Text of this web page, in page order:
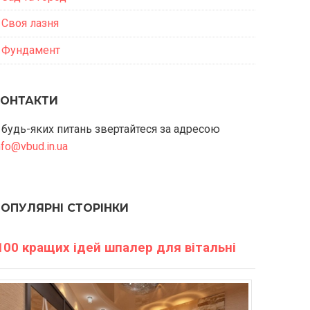
Своя лазня
Фундамент
яких питань звертайтеся за адресою
СТОРІНКИ
кращих ідей шпалер для вітальні